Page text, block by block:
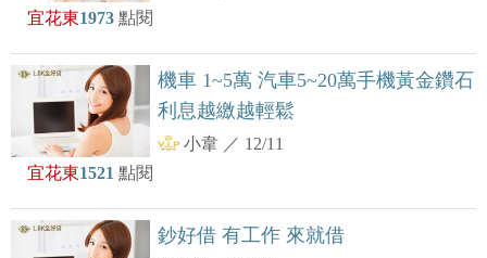
宜花東1973 點閱
機車 1~5萬 汽車5~20萬手機黃金鑽石
利息越繳越輕鬆
小韋 ／ 12/11
宜花東1521 點閱
鈔好借 有工作 來就借